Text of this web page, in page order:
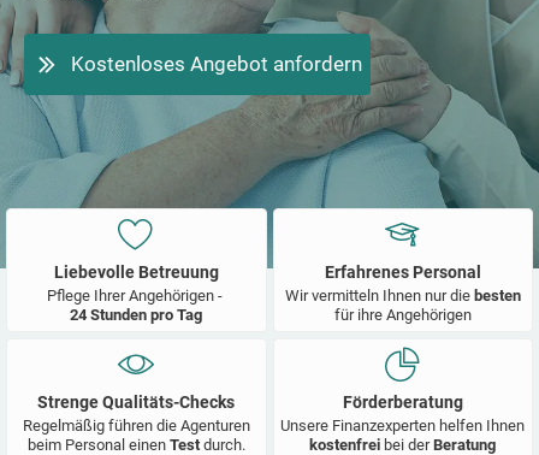
Kostenloses Angebot anfordern
Liebevolle Betreuung
Pflege Ihrer Angehörigen -
24 Stunden pro Tag
Erfahrenes Personal
Wir vermitteln Ihnen nur die besten
für ihre Angehörigen
Strenge Qualitäts-Checks
Regelmäßig führen die Agenturen
beim Personal einen Test durch.
Förderberatung
Unsere Finanzexperten helfen Ihnen
kostenfrei bei derBeratung